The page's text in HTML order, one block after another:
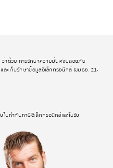
ว่าด้วย การรักษาความมั่นคงปลอดภัย
ละเก็บรักษาข้อมูลอิเล็กทรอนิกส์ (ขมธอ. 21-
บกำกับภาษีอิเล็กทรอนิกส์และใบรับ